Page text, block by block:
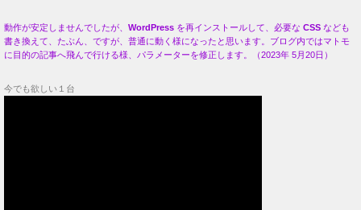
動作が安定しませんでしたが、 WordPress を再インストールして、必要な CSS なども
書き換えて、たぶん、ですが、普通に動く様になったと思います。ブログ内ではマトモ
に目的の記事へ飛んで行ける様、パラメーターを修正します。（2023年 5月20日）
今でも欲しい１台